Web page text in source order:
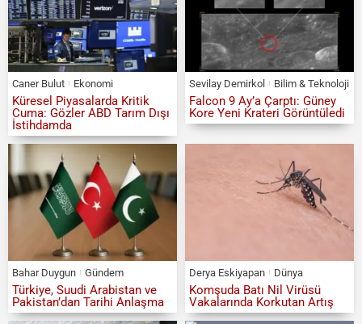
Caner Bulut Ekonomi
Küresel Piyasalarda Kritik
Cuma: Gözler ABD Tarım Dışı
İstihdamda
Sevilay Demirkol Bilim & Teknoloji
Falcon 9 Ay’a Çarptı: Güney
Kore Yeni Krateri Görüntüledi
Bahar Duygun Gündem
Türkiye, Suudi Arabistan ve
Pakistan’dan Tarihi Anlaşma
Derya Eskiyapan Dünya
Komşuda Batı Nil Virüsü
Vakalarında Korkutan Artış